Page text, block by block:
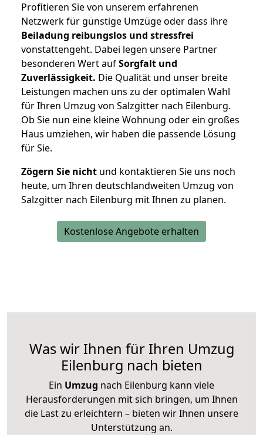
Profitieren Sie von unserem erfahrenen
Netzwerk für günstige Umzüge oder dass ihre
Beiladung reibungslos und stressfrei
vonstattengeht. Dabei legen unsere Partner
besonderen Wert aufSorgfalt und
Zuverlässigkeit. Die Qualität und unser breite
Leistungen machen uns zu der optimalen Wahl
für Ihren Umzug von Salzgitter nach Eilenburg.
Ob Sie nun eine kleine Wohnung oder ein großes
Haus umziehen, wir haben die passende Lösung
für Sie.
Zögern Sie nicht und kontaktieren Sie uns noch
heute, um Ihren deutschlandweiten Umzug von
Salzgitter nach Eilenburg mit Ihnen zu planen.
Kostenlose Angebote erhalten
Was wir Ihnen für Ihren Umzug
Eilenburg nach bieten
Ein Umzug nach Eilenburg kann viele
Herausforderungen mit sich bringen, um Ihnen
die Last zu erleichtern – bieten wir Ihnen unsere
Unterstützung an.